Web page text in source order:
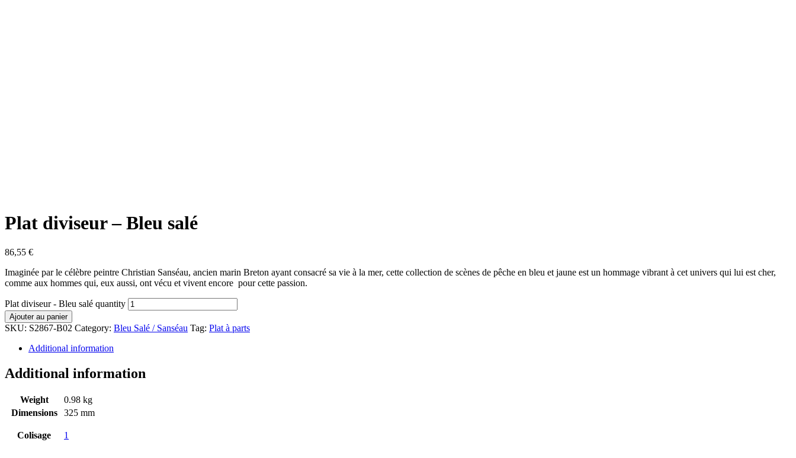
Plat diviseur – Bleu salé
86,55 €
Imaginée par le célèbre peintre Christian Sanséau, ancien marin Breton ayant consacré sa vie à la mer, cette collection de scènes de pêche en bleu et jaune est un hommage vibrant à cet univers qui lui est cher,
comme aux hommes qui, eux aussi, ont vécu et vivent encore pour cette passion.
Plat diviseur - Bleu salé quantity
Ajouter au panier
SKU: S2867-B02 Category: Bleu Salé / Sanséau Tag: Plat à parts
Additional information
Additional information
Weight
0.98 kg
Dimensions
325 mm
Colisage 1